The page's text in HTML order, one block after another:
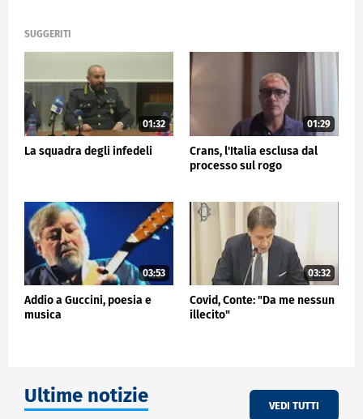
SUGGERITI
01:32
La squadra degli infedeli
01:29
Crans, l'Italia esclusa dal
processo sul rogo
03:53
Addio a Guccini, poesia e
musica
03:32
Covid, Conte: "Da me nessun
illecito"
Ultime notizie VEDI TUTTI